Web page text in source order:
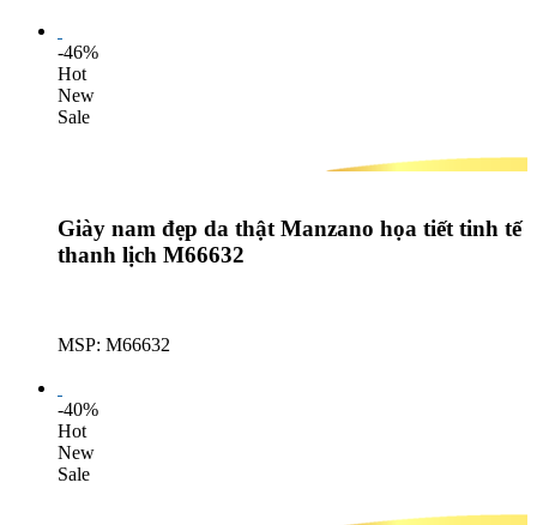
-46%
Hot
New
Sale
Giày nam đẹp da thật Manzano họa tiết tinh tế
thanh lịch M66632
MSP: M66632
-40%
Hot
New
Sale